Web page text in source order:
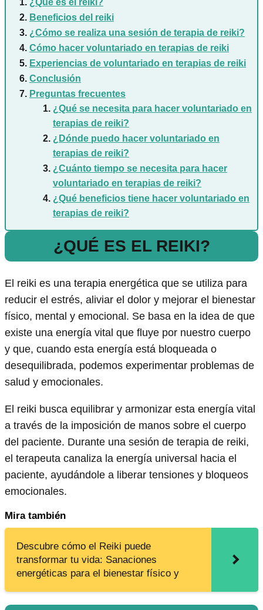
¿Qué es el reiki?
Beneficios del reiki
¿Cómo se realiza una sesión de terapia de reiki?
Cómo hacer voluntariado en terapias de reiki
Experiencias de voluntariado en terapias de reiki
Conclusión
Preguntas frecuentes
¿Qué se necesita para hacer voluntariado en
terapias de reiki?
¿Dónde puedo hacer voluntariado en
terapias de reiki?
¿Cuánto tiempo se necesita para hacer
voluntariado en terapias de reiki?
¿Qué beneficios tiene hacer voluntariado en
terapias de reiki?
¿QUÉ ES EL REIKI?
El reiki es una terapia energética que se utiliza para
reducir el estrés, aliviar el dolor y mejorar el bienestar
físico, mental y emocional. Se basa en la idea de que
existe una energía vital que fluye por nuestro cuerpo
y que, cuando esta energía está bloqueada o
desequilibrada, podemos experimentar problemas de
salud y emocionales.
El reiki busca equilibrar y armonizar esta energía vital
a través de la imposición de manos sobre el cuerpo
del paciente. Durante una sesión de terapia de reiki,
el terapeuta canaliza la energía universal hacia el
paciente, ayudándole a liberar tensiones y bloqueos
emocionales.
Mira también
Descubre cómo el Reiki puede
transformar tu vida: Sanaciones
energéticas para el bienestar físico y